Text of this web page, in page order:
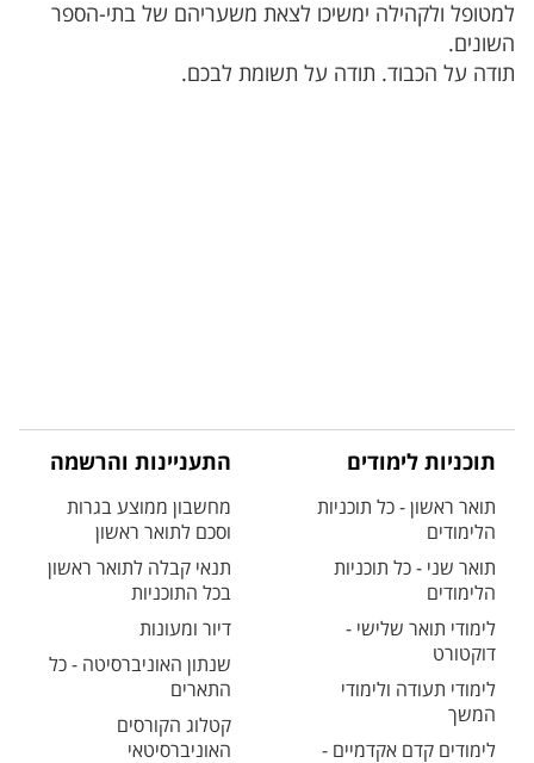
למטופל ולקהילה ימשיכו לצאת משעריהם של בתי-הספר
השונים.
תודה על הכבוד. תודה על תשומת לבכם.
תוכניות לימודים
תואר ראשון - כל תוכניות
הלימודים
תואר שני - כל תוכניות
הלימודים
לימודי תואר שלישי -
דוקטורט
לימודי תעודה ולימודי
המשך
לימודים קדם אקדמיים -
התעניינות והרשמה
מחשבון ממוצע בגרות
וסכם לתואר ראשון
תנאי קבלה לתואר ראשון
בכל התוכניות
דיור ומעונות
שנתון האוניברסיטה - כל
התארים
קטלוג הקורסים
האוניברסיטאי